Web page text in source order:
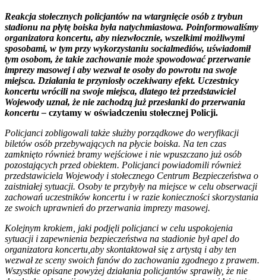
Reakcja stołecznych policjantów na wtargnięcie osób z trybun
stadionu na płytę boiska była natychmiastowa. Poinformowaliśmy
organizatora koncertu, aby niezwłocznie, wszelkimi możliwymi
sposobami, w tym przy wykorzystaniu socialmediów, uświadomił
tym osobom, że takie zachowanie może spowodować przerwanie
imprezy masowej i aby wezwał te osoby do powrotu na swoje
miejsca. Działania te przyniosły oczekiwany efekt. Uczestnicy
koncertu wrócili na swoje miejsca, dlatego też przedstawiciel
Wojewody uznał, że nie zachodzą już przesłanki do przerwania
koncertu – czytamy w oświadczeniu stołecznej Policji.
Policjanci zobligowali także służby porządkowe do weryfikacji
biletów osób przebywających na płycie boiska. Na ten czas
zamknięto również bramy wejściowe i nie wpuszczano już osób
pozostających przed obiektem. Policjanci powiadomili również
przedstawiciela Wojewody i stołecznego Centrum Bezpieczeństwa o
zaistniałej sytuacji. Osoby te przybyły na miejsce w celu obserwacji
zachowań uczestników koncertu i w razie konieczności skorzystania
ze swoich uprawnień do przerwania imprezy masowej.
Kolejnym krokiem, jaki podjęli policjanci w celu uspokojenia
sytuacji i zapewnienia bezpieczeństwa na stadionie był apel do
organizatora koncertu,aby skontaktował się z artystą i aby ten
wezwał ze sceny swoich fanów do zachowania zgodnego z prawem.
Wszystkie opisane powyżej działania policjantów sprawiły, że nie